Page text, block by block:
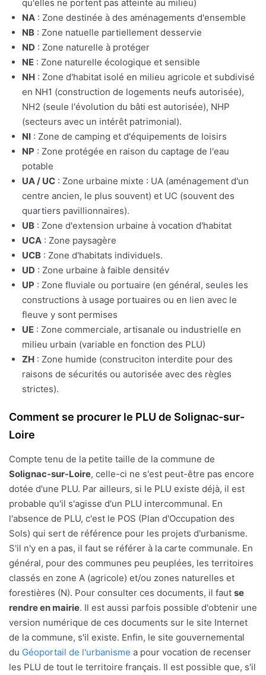
qu'elles ne portent pas atteinte au milieu)
NA : Zone destinée à des aménagements d'ensemble
NB : Zone natuelle partiellement desservie
ND : Zone naturelle à protéger
NE : Zone naturelle écologique et sensible
NH : Zone d'habitat isolé en milieu agricole et subdivisé
en NH1 (construction de logements neufs autorisée),
NH2 (seule l'évolution du bâti est autorisée), NHP
(secteurs avec un intérêt patrimonial).
NI : Zone de camping et d'équipements de loisirs
NP : Zone protégée en raison du captage de l'eau
potable
UA / UC : Zone urbaine mixte : UA (aménagement d'un
centre ancien, le plus souvent) et UC (souvent des
quartiers pavillionnaires).
UB : Zone d'extension urbaine à vocation d'habitat
UCA : Zone paysagère
UCB : Zone d'habitats individuels.
UD : Zone urbaine à faible densitév
UP : Zone fluviale ou portuaire (en général, seules les
constructions à usage portuaires ou en lien avec le
fleuve y sont permises
UE : Zone commerciale, artisanale ou industrielle en
milieu urbain (variable en fonction des PLU)
ZH : Zone humide (construciton interdite pour des
raisons de sécurités ou autorisée avec des règles
strictes).
Comment se procurer le PLU de Solignac-sur-
Loire
Compte tenu de la petite taille de la commune de
Solignac-sur-Loire, celle-ci ne s'est peut-être pas encore
dotée d'une PLU. Par ailleurs, si le PLU existe déjà, il est
probable qu'il s'agisse d'un PLU intercommunal. En
l'absence de PLU, c'est le POS (Plan d'Occupation des
Sols) qui sert de référence pour les projets d'urbanisme.
S'il n'y en a pas, il faut se référer à la carte communale. En
général, pour des communes peu peuplées, les territoires
classés en zone A (agricole) et/ou zones naturelles et
forestières (N). Pour consulter ces documents, il faut se
rendre en mairie. Il est aussi parfois possible d'obtenir une
version numérique de ces documents sur le site Internet
de la commune, s'il existe. Enfin, le site gouvernemental
du Géoportail de l'urbanisme a pour vocation de recenser
les PLU de tout le territoire français. Il est possible que, s'il